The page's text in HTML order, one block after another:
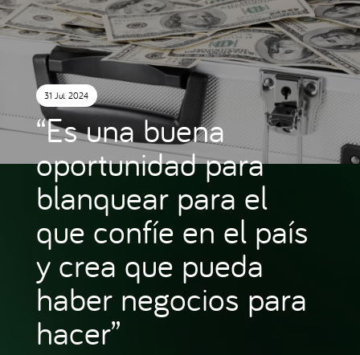
31 Jul. 2024
“Es una buena
oportunidad para
blanquear para el
que confíe en el país
y crea que pueda
haber negocios para
hacer”